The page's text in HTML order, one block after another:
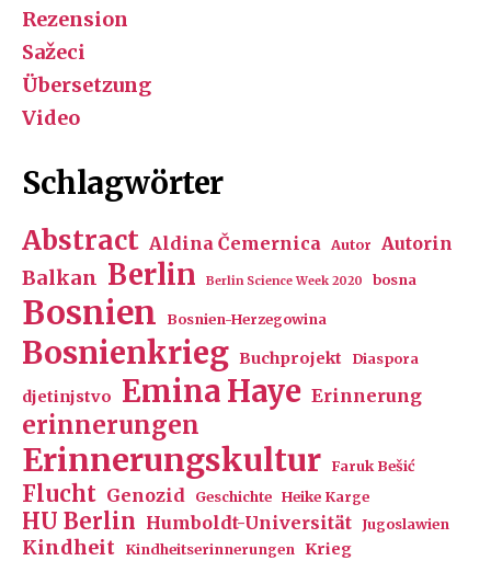
Rezension
Sažeci
Übersetzung
Video
Schlagwörter
Abstract Aldina Čemernica Autor Autorin
Balkan Berlin Berlin Science Week 2020 bosna
Bosnien Bosnien-Herzegowina
Bosnienkrieg Buchprojekt Diaspora
djetinjstvo Emina Haye Erinnerung
erinnerungen
Erinnerungskultur Faruk Bešić
Flucht Genozid Geschichte Heike Karge
HU Berlin Humboldt-Universität Jugoslawien
Kindheit Kindheitserinnerungen
Krieg